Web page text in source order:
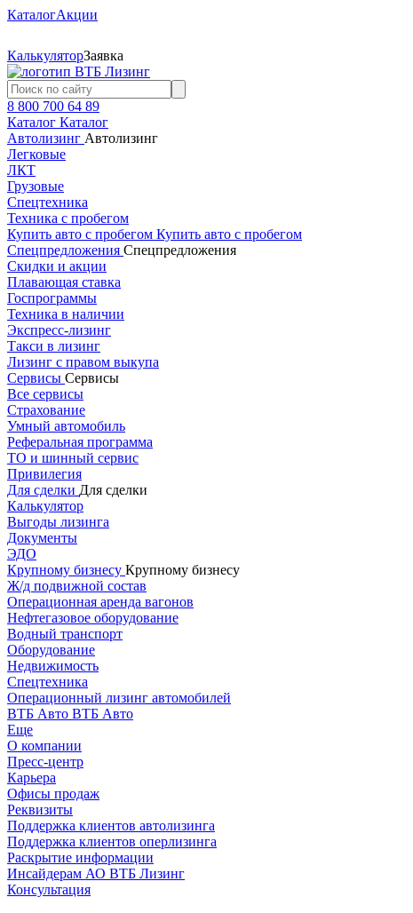
КаталогАкции
КалькуляторЗаявка
8 800 700 64 89
Каталог Каталог
Автолизинг Автолизинг
Легковые
ЛКТ
Грузовые
Спецтехника
Техника с пробегом
Купить авто с пробегом Купить авто с пробегом
Спецпредложения Спецпредложения
Скидки и акции
Плавающая ставка
Госпрограммы
Техника в наличии
Экспресс-лизинг
Такси в лизинг
Лизинг с правом выкупа
Сервисы Сервисы
Все сервисы
Страхование
Умный автомобиль
Реферальная программа
ТО и шинный сервис
Привилегия
Для сделки Для сделки
Калькулятор
Выгоды лизинга
Документы
ЭДО
Крупному бизнесу Крупному бизнесу
Ж/д подвижной состав
Операционная аренда вагонов
Нефтегазовое оборудование
Водный транспорт
Оборудование
Недвижимость
Спецтехника
Операционный лизинг автомобилей
ВТБ Авто ВТБ Авто
Еще
О компании
Пресс-центр
Карьера
Офисы продаж
Реквизиты
Поддержка клиентов автолизинга
Поддержка клиентов оперлизинга
Раскрытие информации
Инсайдерам АО ВТБ Лизинг
Консультация